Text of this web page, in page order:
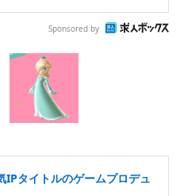
Sponsored by
IPタイトルのゲームプロデュ